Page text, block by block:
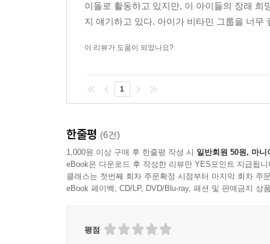
이돌로 활동하고 있지만, 이 아이들의 장래
지 얘기하고 있다. 아이가 비타민 그룹을 너무
이 리뷰가 도움이 되었나요?
1
한줄평 (6건)
1,000원 이상 구매 후 한줄평 작성 시 일반회원 50원, 마니
eBook은 다운로드 후 작성한 리뷰만 YES포인트 지급됩니
클래스는 첫번째 회차 주문확정 시점부터 마지막 회차 주
eBook 페이백, CD/LP, DVD/Blu-ray, 패션 및 판매금지 상
평점